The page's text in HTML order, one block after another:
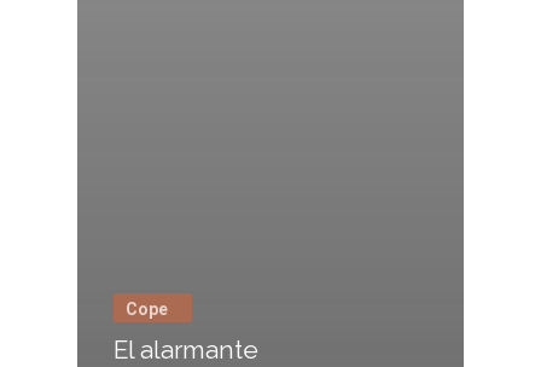
Cope
El alarmante